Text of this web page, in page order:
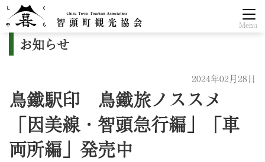
Menu
お知らせ
2024年02月28日
鳥鐵駅印 鳥鐵旅ノススメ
「因美線・智頭急行編」「車
両所編」発売中